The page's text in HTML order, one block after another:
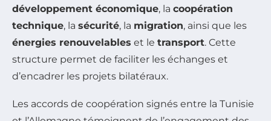
développement économique, la coopération
technique, la sécurité, la migration, ainsi que les
énergies renouvelables et le transport. Cette
structure permet de faciliter les échanges et
d’encadrer les projets bilatéraux.
Les accords de coopération signés entre la Tunisie